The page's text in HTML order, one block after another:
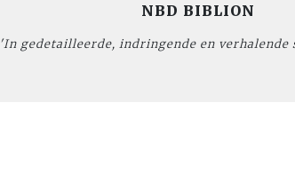
NBD BIBLION
'In gedetailleerde, indringende en verhalende